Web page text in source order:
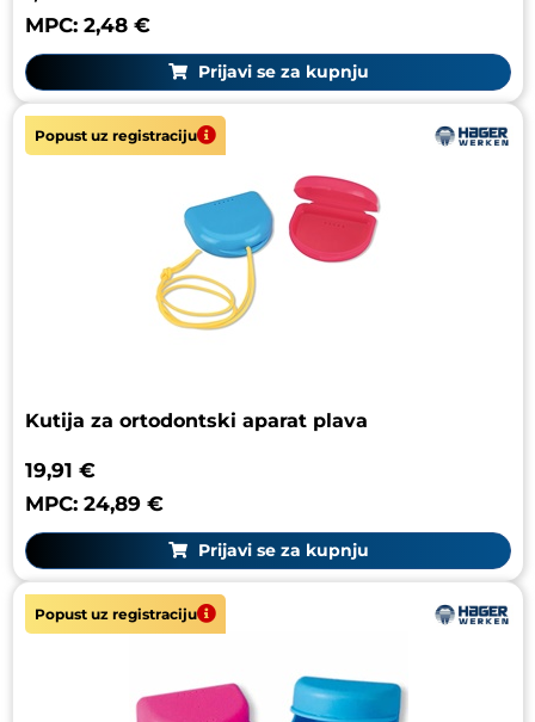
MPC: 2,48 €
Prijavi se za kupnju
Popust uz registraciju
Kutija za ortodontski aparat plava
19,91 €
MPC: 24,89 €
Prijavi se za kupnju
Popust uz registraciju